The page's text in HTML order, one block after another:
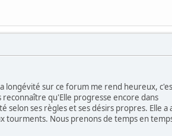
longévité sur ce forum me rend heureux,
reconnaître qu'Elle progresse encore dans
ses règles et ses désirs propres. Elle a
tourments. Nous prenons de temps en